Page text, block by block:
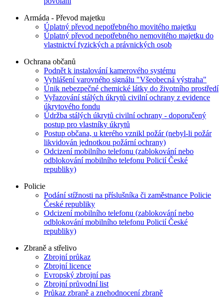
Armáda - Převod majetku
Úplatný převod nepotřebného movitého majetku
Úplatný převod nepotřebného nemovitého majetku do
vlastnictví fyzických a právnických osob
Ochrana občanů
Podnět k instalování kamerového systému
Vyhlášení varovného signálu "Všeobecná výstraha"
Únik nebezpečné chemické látky do životního prostředí
Vyřazování stálých úkrytů civilní ochrany z evidence
úkrytového fondu
Údržba stálých úkrytů civilní ochrany - doporučený
postup pro vlastníky úkrytů
Postup občana, u kterého vznikl požár (nebyl-li požár
likvidován jednotkou požární ochrany)
Odcizení mobilního telefonu (zablokování nebo
odblokování mobilního telefonu Policií České
republiky)
Policie
Podání stížnosti na příslušníka či zaměstnance Policie
České republiky
Odcizení mobilního telefonu (zablokování nebo
odblokování mobilního telefonu Policií České
republiky)
Zbraně a střelivo
Zbrojní průkaz
Zbrojní licence
Evropský zbrojní pas
Zbrojní průvodní list
Průkaz zbraně a znehodnocení zbraně